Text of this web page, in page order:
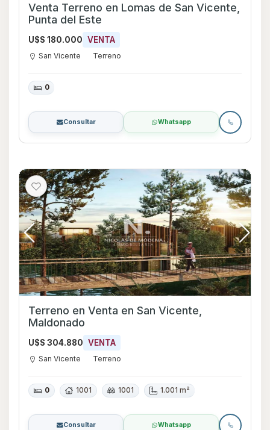
Venta Terreno en Lomas de San Vicente,
Punta del Este
U$S 180.000 VENTA
San Vicente Terreno
0
Consultar Whatsapp
Terreno en Venta en San Vicente,
Maldonado
U$S 304.880 VENTA
San Vicente Terreno
0 1001 1001 1.001 m²
Consultar Whatsapp